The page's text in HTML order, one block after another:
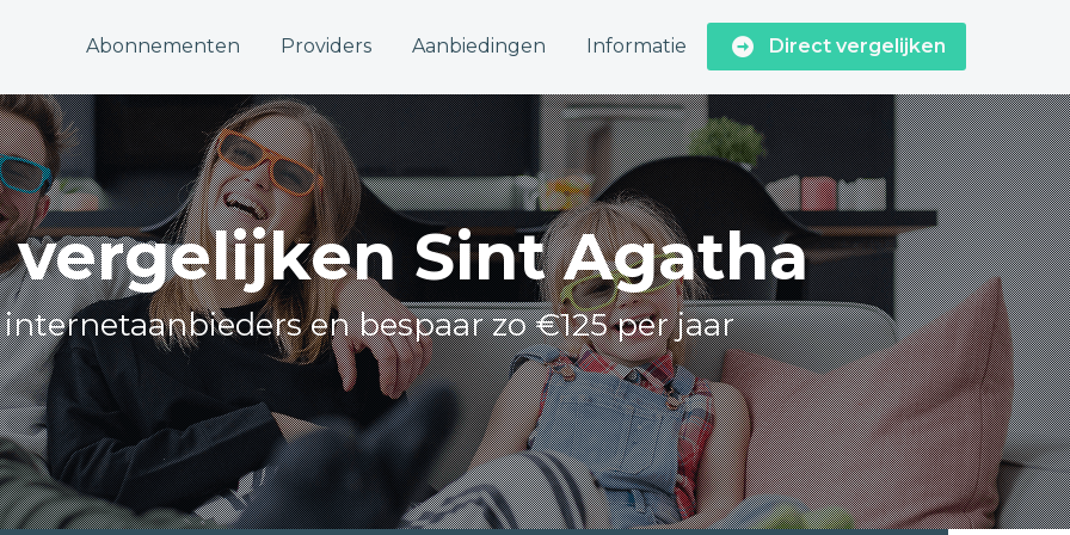
Abonnementen Providers Aanbiedingen Informatie Direct vergelijken
Sint Agatha
en bespaar zo €125 per jaar